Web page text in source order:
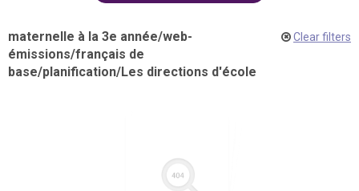
maternelle à la 3e année/web-
émissions/français de
base/planification/Les directions d'école
Clear filters